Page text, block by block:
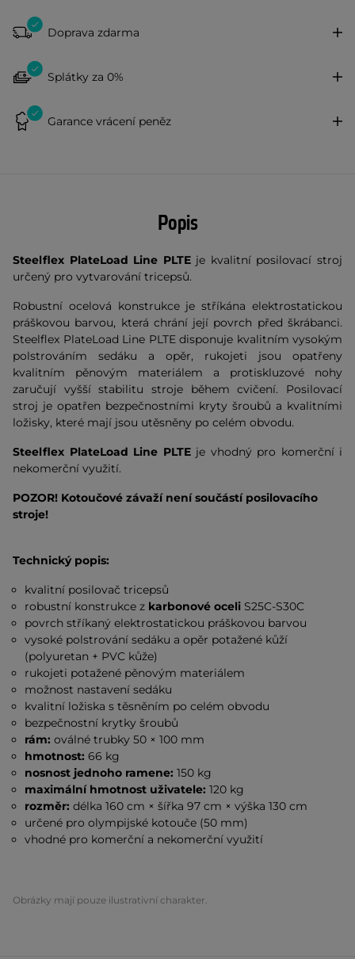
Doprava zdarma
Splátky za 0%
Garance vrácení peněz
Popis
Steelflex PlateLoad Line PLTEje kvalitní posilovací stroj
určený pro vytvarování tricepsů.
Robustní ocelová konstrukce je stříkána elektrostatickou
práškovou barvou, která chrání její povrch před škrábanci.
Steelflex PlateLoad Line PLTE disponuje kvalitním vysokým
polstrováním sedáku a opěr, rukojeti jsou opatřeny
kvalitním pěnovým materiálem a protiskluzové nohy
zaručují vyšší stabilitu stroje během cvičení. Posilovací
stroj je opatřen bezpečnostními kryty šroubů a kvalitními
ložisky, které mají jsou utěsněny po celém obvodu.
Steelflex PlateLoad Line PLTEje vhodný pro komerční i
nekomerční využití.
POZOR! Kotoučové závaží není součástí posilovacího
stroje!
Technický popis:
kvalitní posilovač tricepsů
robustní konstrukce z karbonové oceli S25C-S30C
povrch stříkaný elektrostatickou práškovou barvou
vysoké polstrování sedáku a opěr potažené kůží
(polyuretan + PVC kůže)
rukojeti potažené pěnovým materiálem
možnost nastavení sedáku
kvalitní ložiska s těsněním po celém obvodu
bezpečnostní krytky šroubů
rám: oválné trubky 50 × 100 mm
hmotnost: 66 kg
nosnost jednoho ramene: 150 kg
maximální hmotnost uživatele: 120 kg
rozměr: délka 160 cm × šířka 97 cm × výška 130 cm
určené pro olympijské kotouče (50 mm)
vhodné pro komerční a nekomerční využití
Obrázky mají pouze ilustrativní charakter.